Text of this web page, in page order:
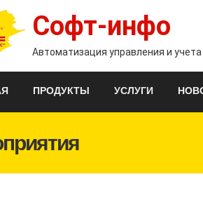
Софт-инфо
Автоматизация управления и
ПРОДУКТЫ УСЛУГИ